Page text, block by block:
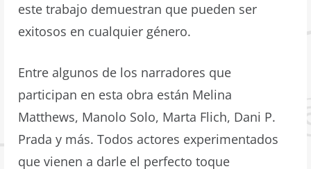
este trabajo demuestran que pueden ser
exitosos en cualquier género.
Entre algunos de los narradores que
participan en esta obra están Melina
Matthews, Manolo Solo, Marta Flich, Dani P.
Prada y más. Todos actores experimentados
que vienen a darle el perfecto toque